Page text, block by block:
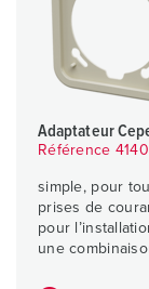
Adaptateur
Référence
simple, pour
prises de
pour
une